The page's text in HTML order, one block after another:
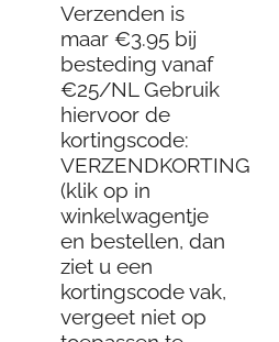
Verzenden is
maar €3.95 bij
besteding vanaf
€25/NL Gebruik
hiervoor de
kortingscode:
VERZENDKORTING
(klik op in
winkelwagentje
en bestellen, dan
ziet u een
kortingscode vak,
vergeet niet op